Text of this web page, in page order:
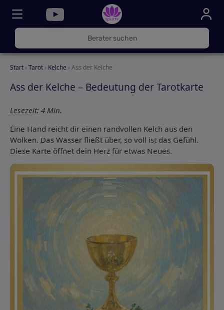
030
000
Start › Tarot › Kelche › Ass der Kelche
Ass der Kelche – Bedeutung der Tarotkarte
Lesezeit: 4 Min.
Eine Hand reicht dir einen randvollen Kelch aus den
Wolken. Das Wasser fließt über, so voll ist das Gefühl.
Diese Karte öffnet dein Herz für etwas Neues.